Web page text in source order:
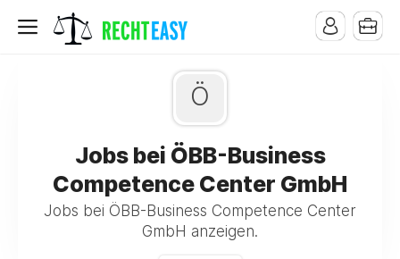
Ö
Jobs bei ÖBB-Business
Competence Center GmbH
Jobs bei ÖBB-Business Competence Center
GmbH anzeigen.